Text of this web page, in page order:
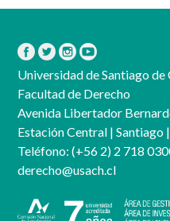
Universidad de Santiago de
Facultad de Derecho
Avenida Libertador
Estación Central | Santiago
Teléfono: (+56 2) 2 718
derecho@usach.cl